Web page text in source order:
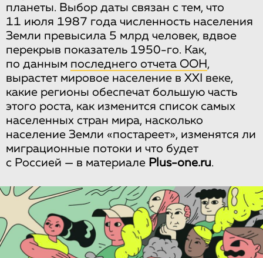
планеты. Выбор даты связан с тем, что
11 июля 1987 года численность населения
Земли превысила 5 млрд человек, вдвое
перекрыв показатель 1950-го. Как,
по данным последнего отчета ООН ,
вырастет мировое население в XXI веке,
какие регионы обеспечат большую часть
этого роста, как изменится список самых
населенных стран мира, насколько
население Земли «постареет», изменятся ли
миграционные потоки и что будет
с Россией — в материале Plus-one.ru.